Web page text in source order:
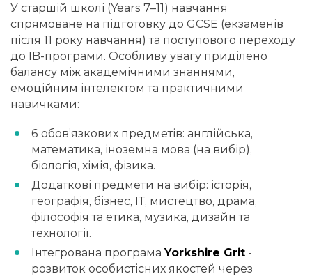
У старшій школі (Years 7–11) навчання
спрямоване на підготовку до GCSE (екзаменів
після 11 року навчання) та поступового переходу
до IB-програми. Особливу увагу приділено
балансу між академічними знаннями,
емоційним інтелектом та практичними
навичками:
6 обов’язкових предметів: англійська,
математика, іноземна мова (на вибір),
біологія, хімія, фізика.
Додаткові предмети на вибір: історія,
географія, бізнес, ІТ, мистецтво, драма,
філософія та етика, музика, дизайн та
технології.
Інтегрована програмаYorkshire Grit -
розвиток особистісних якостей через